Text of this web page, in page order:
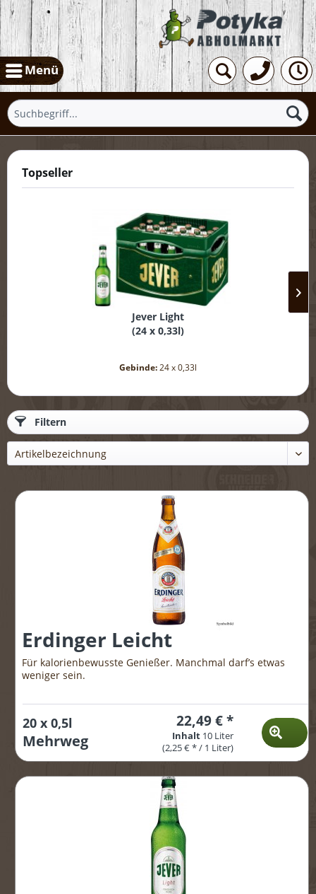
Menü
Topseller
Jever Light
(24 x 0,33l)
Gebinde:24 x 0,33l
Filtern
Erdinger Leicht
Für kalorienbewusste Genießer. Manchmal darf’s etwas
weniger sein.
20 x 0,5l
Mehrweg
22,49 € *
Inhalt 10 Liter
(2,25 € * / 1 Liter)